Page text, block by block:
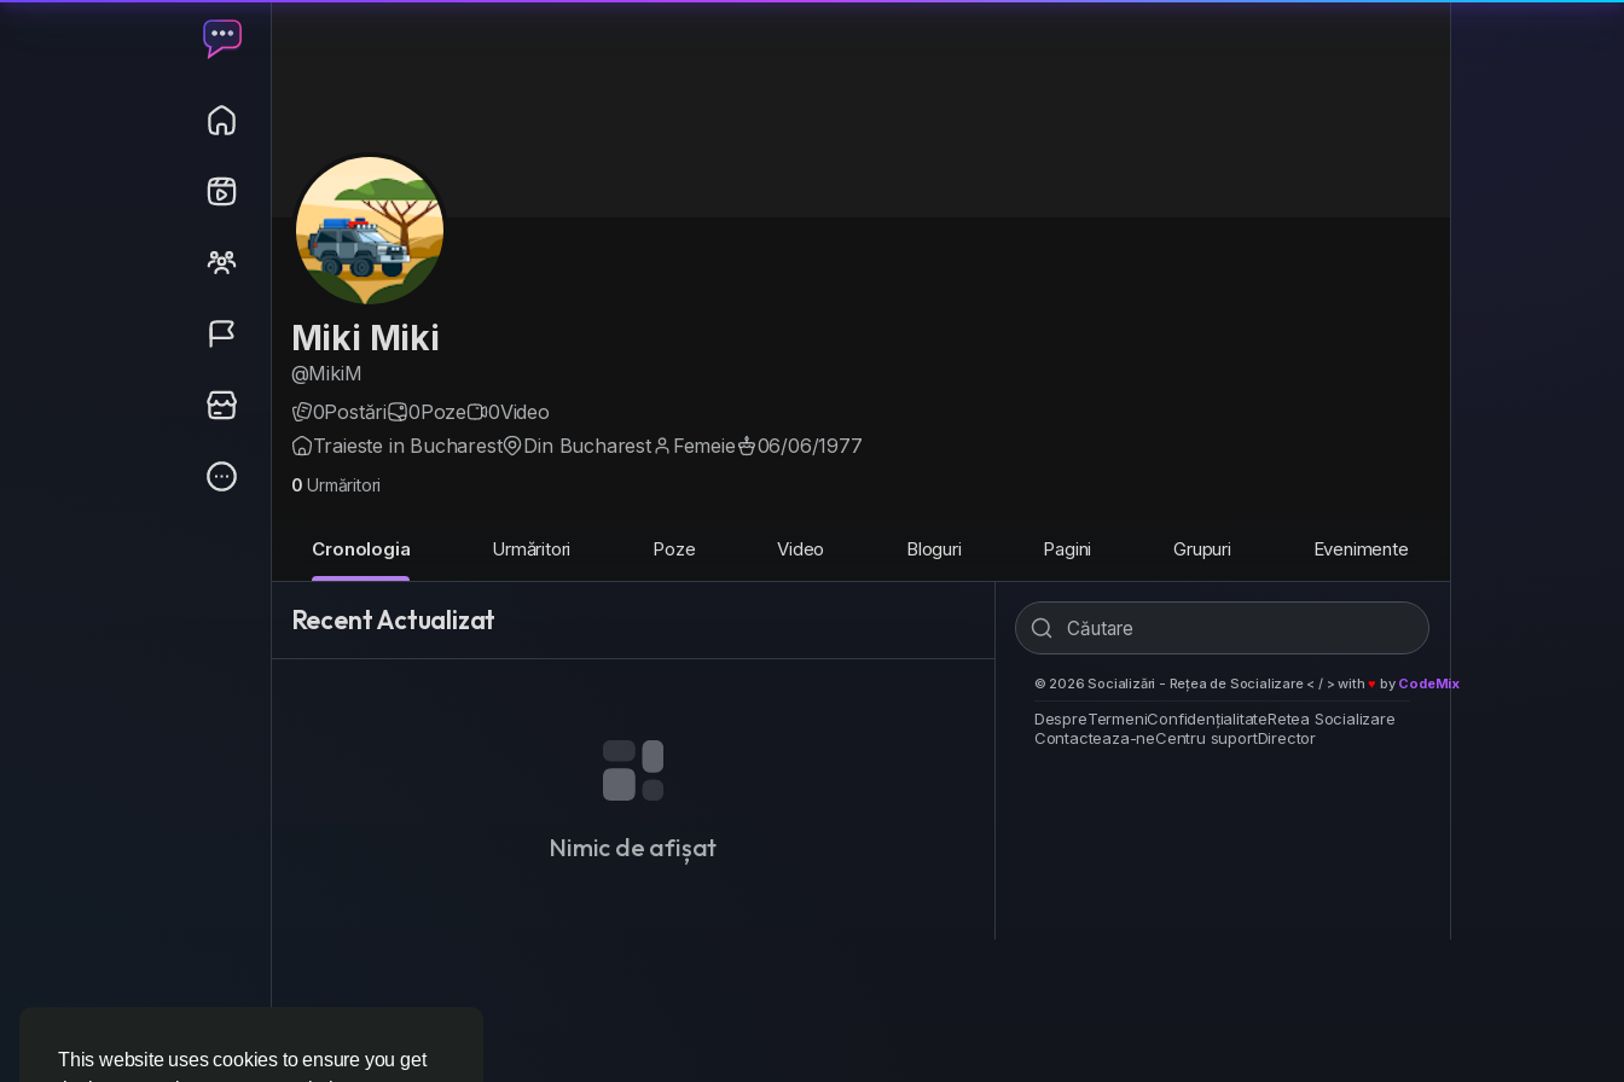
This website uses cookies to ensure you get
Miki Miki
@MikiM
0Postări 0Poze 0Video
Traieste in Bucharest
Din Bucharest Femeie 06/06/1977
0 Urmăritori
Cronologia Urmăritori Poze Video Bloguri Pagini Grupuri Evenimente
© 2026 Socializări - Rețea de Socializare < / > with♥ by CodeMix
DespreTermeniConfidențialitateRetea Socializare
Contacteaza-neCentru suportDirector
Recent Actualizat
Nimic de afișat